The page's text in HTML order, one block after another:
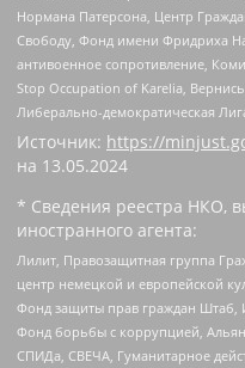
Нормана Патерсона, Центр
Свободу, Фонд имени Фридриха
антивоенное сопротивление,
Stop Occupation of Karelia,
Либерально-демократическая
Источник: https://
на 13.05.2024
* Сведения реестра НКО,
иностранного агента:
Лилит, Правозащитная группа
центр немецкой и европейской
Фонд защиты прав граждан Штаб,
Фонд борьбы с коррупцией,
СПИДа, СВЕЧА, Гуманитарное